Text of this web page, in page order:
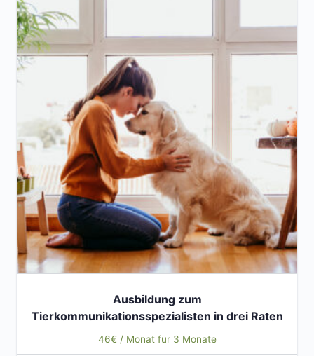
Ausbildung zum
Tierkommunikationsspezialisten in drei Raten
46€ / Monat für 3 Monate